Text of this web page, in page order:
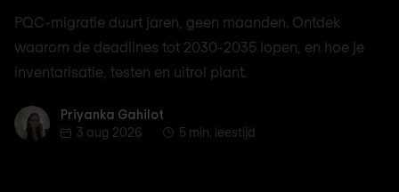
PQC-migratie duurt jaren, geen maanden. Ontdek
waarom de deadlines tot 2030-2035 lopen, en hoe je
inventarisatie, testen en uitrol plant.
Priyanka Gahilot
Priyanka Gahilot
3 aug 2026
5 min. leestijd